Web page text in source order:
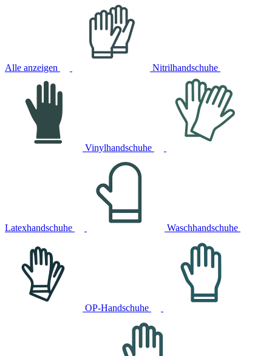
Alle anzeigen Nitrilhandschuhe
Vinylhandschuhe
Latexhandschuhe Waschhandschuhe
OP-Handschuhe